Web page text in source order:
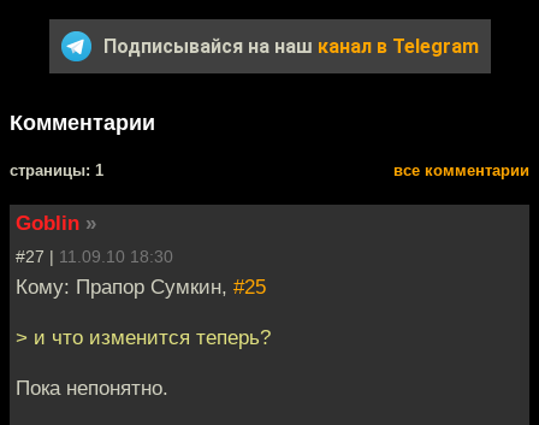
Подписывайся на наш канал в Telegram
Комментарии
cтраницы: 1 все комментарии
Goblin »
#27 | 11.09.10 18:30
Кому: Прапор Сумкин, #25
> и что изменится теперь?
Пока непонятно.